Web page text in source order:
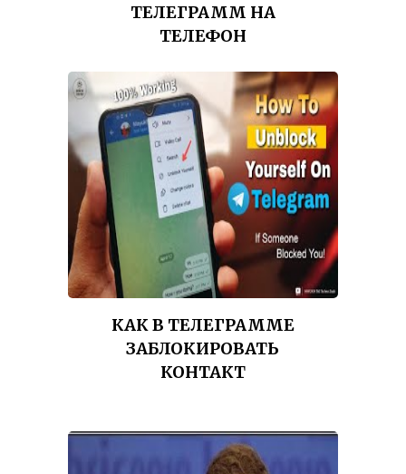
ТЕЛЕГРАММ НА
ТЕЛЕФОН
КАК В ТЕЛЕГРАММЕ
ЗАБЛОКИРОВАТЬ
КОНТАКТ